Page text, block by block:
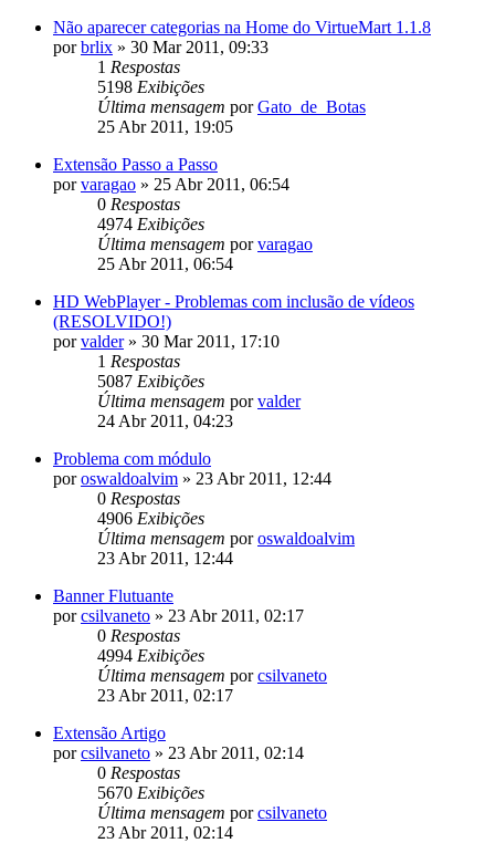
Não aparecer categorias na Home do VirtueMart 1.1.8
porbrlix » 30 Mar 2011, 09:33
1 Respostas
5198 Exibições
Última mensagem porGato_de_Botas
25 Abr 2011, 19:05
Extensão Passo a Passo
porvaragao » 25 Abr 2011, 06:54
0 Respostas
4974 Exibições
Última mensagem porvaragao
25 Abr 2011, 06:54
HD WebPlayer - Problemas com inclusão de vídeos
(RESOLVIDO!)
porvalder» 30 Mar 2011, 17:10
1 Respostas
5087 Exibições
Última mensagem porvalder
24 Abr 2011, 04:23
Problema com módulo
poroswaldoalvim » 23 Abr 2011, 12:44
0 Respostas
4906 Exibições
Última mensagem poroswaldoalvim
23 Abr 2011, 12:44
Banner Flutuante
porcsilvaneto » 23 Abr 2011, 02:17
0 Respostas
4994 Exibições
Última mensagem porcsilvaneto
23 Abr 2011, 02:17
Extensão Artigo
porcsilvaneto » 23 Abr 2011, 02:14
0 Respostas
5670 Exibições
Última mensagem porcsilvaneto
23 Abr 2011, 02:14